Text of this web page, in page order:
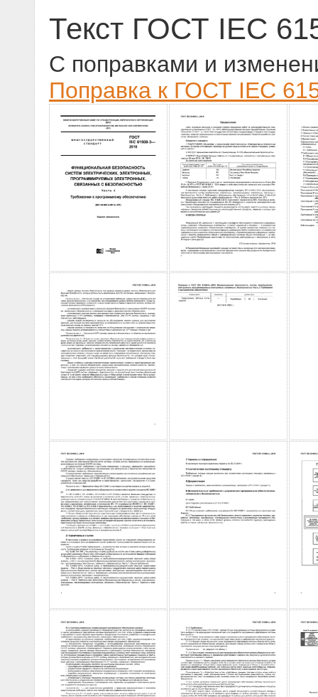
Текст ГОСТ IEC
С поправками и
Поправка к ГОСТ IEC